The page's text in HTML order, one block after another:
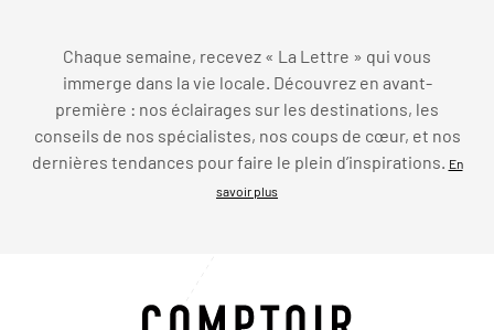
Chaque semaine, recevez « La Lettre » qui vous
immerge dans la vie locale. Découvrez en avant-
première : nos éclairages sur les destinations, les
conseils de nos spécialistes, nos coups de cœur, et nos
dernières tendances pour faire le plein d’inspirations.
En
savoir plus